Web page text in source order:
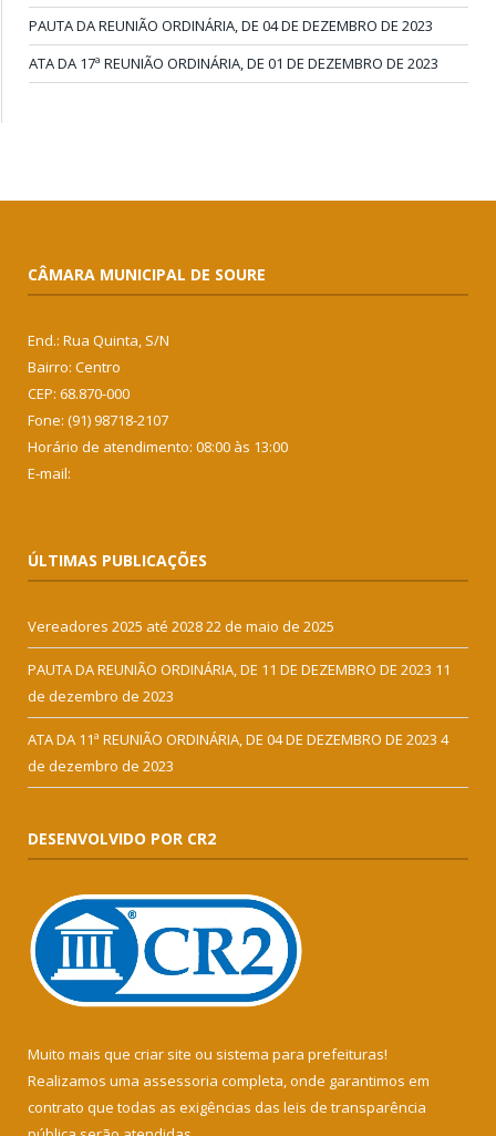
PAUTA DA REUNIÃO ORDINÁRIA, DE 04 DE DEZEMBRO DE 2023
ATA DA 17ª REUNIÃO ORDINÁRIA, DE 01 DE DEZEMBRO DE 2023
CÂMARA MUNICIPAL DE SOURE
End.: Rua Quinta, S/N
Bairro: Centro
CEP: 68.870-000
Fone: (91) 98718-2107
Horário de atendimento: 08:00 às 13:00
E-mail:
ÚLTIMAS PUBLICAÇÕES
Vereadores 2025 até 202822 de maio de 2025
PAUTA DA REUNIÃO ORDINÁRIA, DE 11 DE DEZEMBRO DE 2023 11
de dezembro de 2023
ATA DA 11ª REUNIÃO ORDINÁRIA, DE 04 DE DEZEMBRO DE 2023 4
de dezembro de 2023
DESENVOLVIDO POR CR2
Muito mais que criar site ou sistema para prefeituras!
Realizamos uma assessoria completa, onde garantimos em
contrato que todas as exigências das leis de transparência